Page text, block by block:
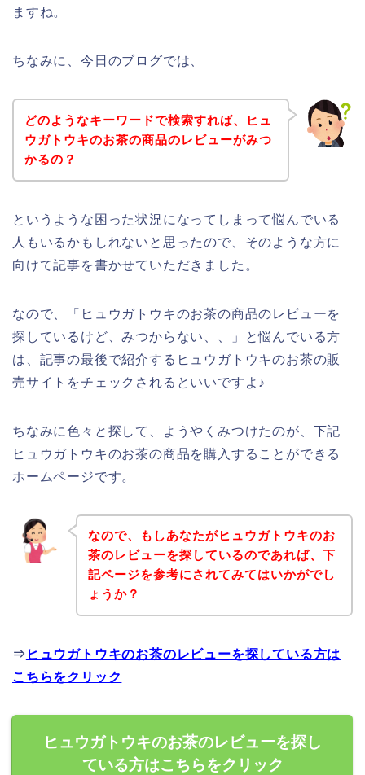
ますね。
ちなみに、今日のブログでは、
どのようなキーワードで検索すれば、ヒュ
ウガトウキのお茶の商品のレビューがみつ
かるの？
というような困った状況になってしまって悩んでいる
人もいるかもしれないと思ったので、そのような方に
向けて記事を書かせていただきました。
なので、「ヒュウガトウキのお茶の商品のレビューを
探しているけど、みつからない、、」と悩んでいる方
は、記事の最後で紹介するヒュウガトウキのお茶の販
売サイトをチェックされるといいですよ♪
ちなみに色々と探して、ようやくみつけたのが、下記
ヒュウガトウキのお茶の商品を購入することができる
ホームページです。
なので、もしあなたがヒュウガトウキのお
茶のレビューを探しているのであれば、下
記ページを参考にされてみてはいかがでし
ょうか？
⇒ ヒュウガトウキのお茶のレビューを探している方は
こちらをクリック
ヒュウガトウキのお茶のレビューを探し
ている方はこちらをクリック